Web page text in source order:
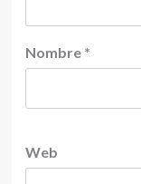
Nombre *
Web